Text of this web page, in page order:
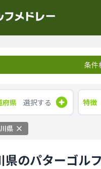
条件
府県 選択する 特徴
県
県のパターゴル